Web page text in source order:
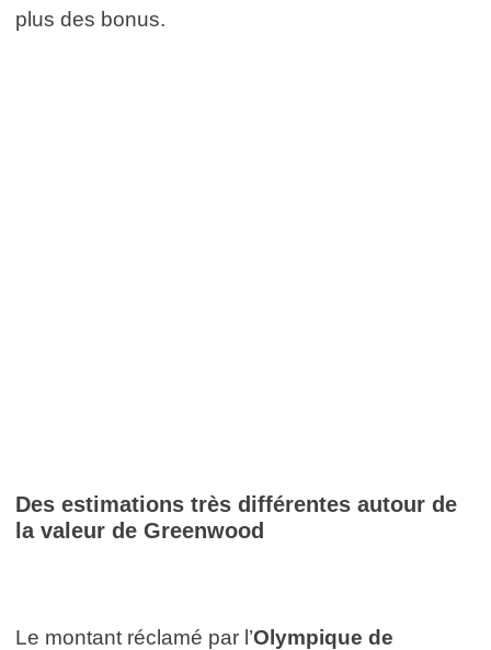
plus des bonus.
Des estimations très différentes autour de
la valeur de Greenwood
Le montant réclamé par l’Olympique de